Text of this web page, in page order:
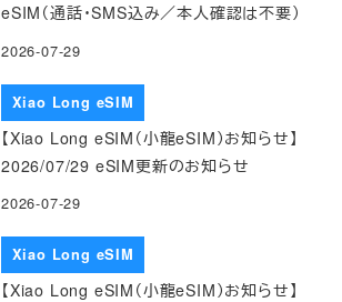
eSIM（通話・SMS込み／本人確認は不要）
2026-07-29
Xiao Long eSIM
【Xiao Long eSIM（小龍eSIM）お知らせ】
2026/07/29 eSIM更新のお知らせ
2026-07-29
Xiao Long eSIM
【Xiao Long eSIM（小龍eSIM）お知らせ】